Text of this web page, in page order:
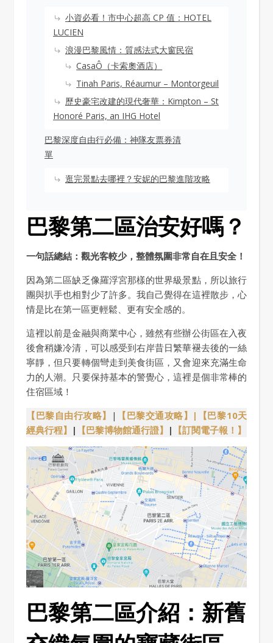
小資必看！市中心超高 CP 值：HOTEL
LUCIEN
浪漫巴黎風情：質感法式大窗民宿
CasaÔ（卡索奧酒店）
Tinah Paris, Réaumur – Montorgeuil
歷史豪宅改建的現代奢華：Kimpton – St
Honoré Paris, an IHG Hotel
巴黎深度自由行必備：神隊友票券清
單
逛完景點去哪裡？安妮的巴黎進階攻略
巴黎第二區治安好嗎？
一句話總結：觀光客較少，整體氛圍非常自在且安全！
因為第二區缺乏像羅浮宮那樣的世界級景點，所以旅行
團與扒手也相對少了許多。我自己覺得在這裡散步，心
情是比在第一區更輕鬆、更有安全感的。
這裡以前是金融與商業中心，雖然有些辦公街區在入夜
後會稍嫌冷清，可以感受到右岸昔日繁華褪去後的一絲
寧靜，但只要轉個彎走到美食街區，又會迎來充滿生命
力的人潮。只要保持基本的警覺心，這裡是個非常棒的
住宿區域！
【巴黎自由行攻略】 | 【巴黎交通攻略】 |【巴黎10天
經典行程】 | 【巴黎博物館通行證】 | 【訂閱電子報！】
巴黎第二區介紹：新舊